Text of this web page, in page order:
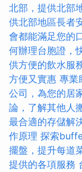
北部，提供北部
供北部地區長者
會都能滿足您的
何辦理台胞證，
供方便的飲水服
方便又實惠 專業
公司，為您的居
論，了解其他人
最合適的存儲解
作原理 探索
擺盤，提升每道
提供的各項服務